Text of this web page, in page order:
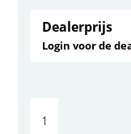
Dealerprijs
Login voor de